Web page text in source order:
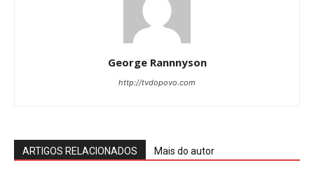
George Rannnyson
http://tvdopovo.com
ARTIGOS RELACIONADOS Mais do autor